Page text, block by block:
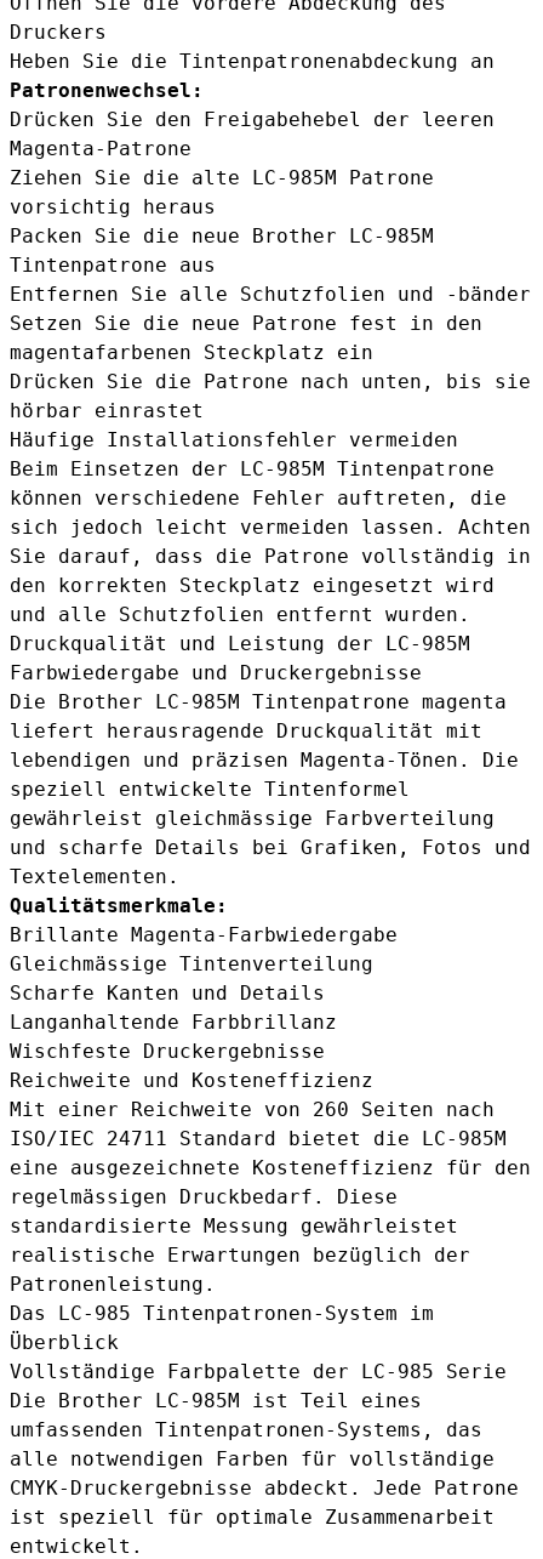
Druckers
Heben Sie die Tintenpatronenabdeckung an
Patronenwechsel:
Drücken Sie den Freigabehebel der leeren
Magenta-Patrone
Ziehen Sie die alte LC-985M Patrone
vorsichtig heraus
Packen Sie die neue Brother LC-985M
Tintenpatrone aus
Entfernen Sie alle Schutzfolien und -bänder
Setzen Sie die neue Patrone fest in den
magentafarbenen Steckplatz ein
Drücken Sie die Patrone nach unten, bis sie
hörbar einrastet
Häufige Installationsfehler vermeiden
Beim Einsetzen der LC-985M Tintenpatrone
können verschiedene Fehler auftreten, die
sich jedoch leicht vermeiden lassen. Achten
Sie darauf, dass die Patrone vollständig in
den korrekten Steckplatz eingesetzt wird
und alle Schutzfolien entfernt wurden.
Druckqualität und Leistung der LC-985M
Farbwiedergabe und Druckergebnisse
Die Brother LC-985M Tintenpatrone magenta
liefert herausragende Druckqualität mit
lebendigen und präzisen Magenta-Tönen. Die
speziell entwickelte Tintenformel
gewährleist gleichmässige Farbverteilung
und scharfe Details bei Grafiken, Fotos und
Textelementen.
Qualitätsmerkmale:
Brillante Magenta-Farbwiedergabe
Gleichmässige Tintenverteilung
Scharfe Kanten und Details
Langanhaltende Farbbrillanz
Wischfeste Druckergebnisse
Reichweite und Kosteneffizienz
Mit einer Reichweite von 260 Seiten nach
ISO/IEC 24711 Standard bietet die LC-985M
eine ausgezeichnete Kosteneffizienz für den
regelmässigen Druckbedarf. Diese
standardisierte Messung gewährleistet
realistische Erwartungen bezüglich der
Patronenleistung.
Das LC-985 Tintenpatronen-System im
Überblick
Vollständige Farbpalette der LC-985 Serie
Die Brother LC-985M ist Teil eines
umfassenden Tintenpatronen-Systems, das
alle notwendigen Farben für vollständige
CMYK-Druckergebnisse abdeckt. Jede Patrone
ist speziell für optimale Zusammenarbeit
entwickelt.